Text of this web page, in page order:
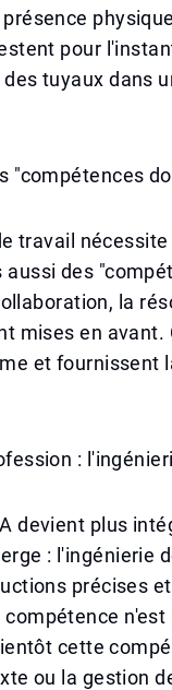
pour
tuyaux dans
"compétences
travail
des
la
mises en
et fournissent
:
devient plus
: l'ingénierie
précises
cette
ou la gestion